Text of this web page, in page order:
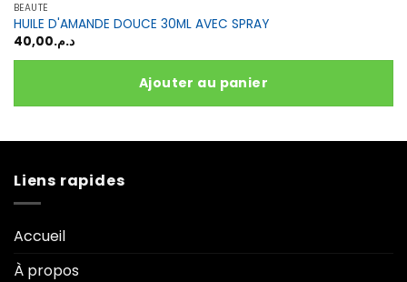
BEAUTÉ
HUILE D'AMANDE DOUCE 30ML AVEC SPRAY
د.م.40,00
Ajouter au panier
Liens rapides
Accueil
À propos